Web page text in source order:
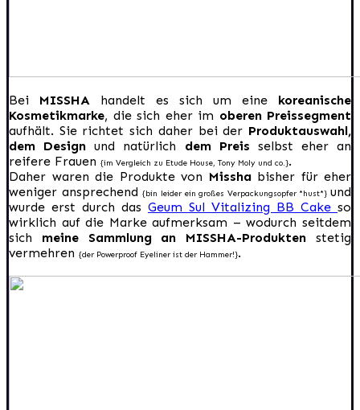
Bei MISSHA handelt es sich um eine koreanische
Kosmetikmarke, die sich eher im oberen Preissegment
aufhält. Sie richtet sich daher bei der Produktauswahl,
dem Designund natürlich dem Preis selbst eher an
reifere Frauen {im Vergleich zu Etude House, Tony Moly und co.}.
Daher waren die Produkte von Missha bisher für eher
weniger ansprechend{bin leider ein großes Verpackungsopfer *hust*} und
wurde erst durch das Geum Sul Vitalizing BB Cake so
wirklich auf die Marke aufmerksam – wodurch seitdem
sich meine Sammlung an MISSHA-Produkten stetig
vermehren {der Powerproof Eyeliner ist der Hammer!}.